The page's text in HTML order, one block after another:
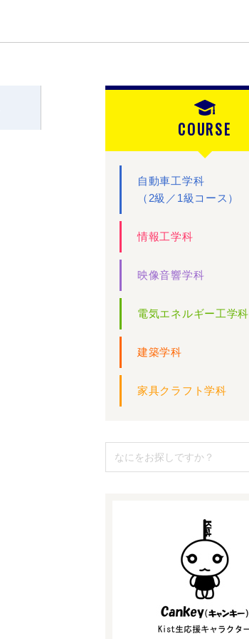
COURSE
自動車工学科
（2級／1級コース）
情報工学科
映像音響学科
電気エネルギー工学科
建築学科
家具クラフト学科